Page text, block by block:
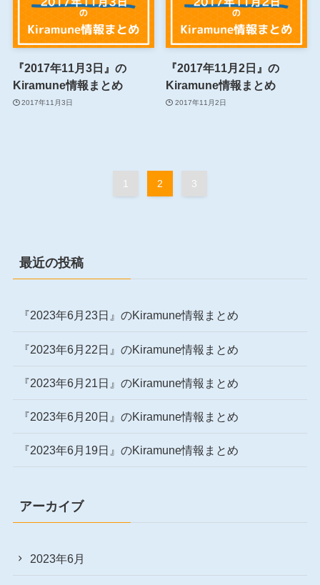
『2017年11月3日』の
Kiramune情報まとめ
2017年11月3日
『2017年11月2日』の
Kiramune情報まとめ
2017年11月2日
1 2 3
最近の投稿
『2023年6月23日』のKiramune情報まとめ
『2023年6月22日』のKiramune情報まとめ
『2023年6月21日』のKiramune情報まとめ
『2023年6月20日』のKiramune情報まとめ
『2023年6月19日』のKiramune情報まとめ
アーカイブ
2023年6月